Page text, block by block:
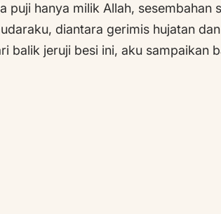
hanya milik Allah,
diantara gerimis hujatan
balik jeruji besi ini, aku sampaikan